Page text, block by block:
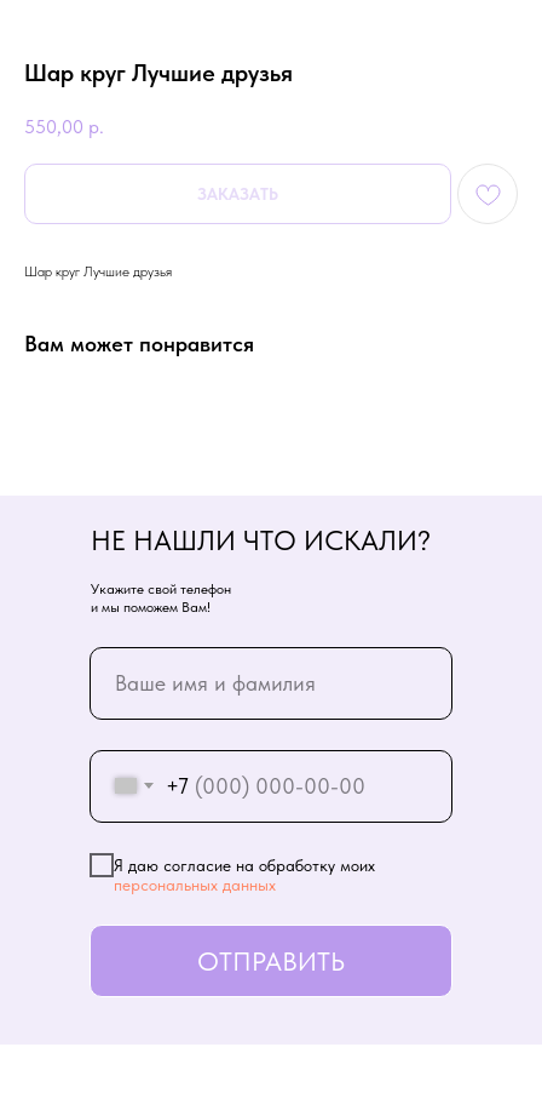
Шар круг Лучшие друзья
550,00 р.
ЗАКАЗАТЬ
Шар круг Лучшие друзья
Вам может понравится
+7
Я даю согласие на обработку моих
персональных данных
ОТПРАВИТЬ
НЕ НАШЛИ ЧТО ИСКАЛИ?
Укажите свой телефон
и мы поможем Вам!